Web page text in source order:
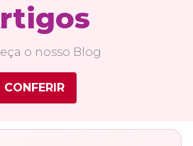
o nosso Blog
CONFERIR